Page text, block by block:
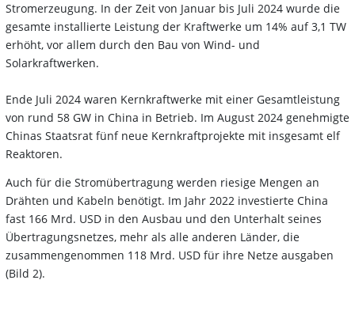
Stromerzeugung. In der Zeit von Januar bis Juli 2024 wurde die
gesamte installierte Leistung der Kraftwerke um 14% auf 3,1 TW
erhöht, vor allem durch den Bau von Wind- und
Solarkraftwerken.
Ende Juli 2024 waren Kernkraftwerke mit einer Gesamtleistung
von rund 58 GW in China in Betrieb. Im August 2024 genehmigte
Chinas Staatsrat fünf neue Kernkraftprojekte mit insgesamt elf
Reaktoren.
Auch für die Stromübertragung werden riesige Mengen an
Drähten und Kabeln benötigt. Im Jahr 2022 investierte China
fast 166 Mrd. USD in den Ausbau und den Unterhalt seines
Übertragungsnetzes, mehr als alle anderen Länder, die
zusammengenommen 118 Mrd. USD für ihre Netze ausgaben
(Bild 2).